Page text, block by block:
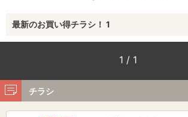
最新のお買い得チラシ！ 1
1 / 1
チラシ